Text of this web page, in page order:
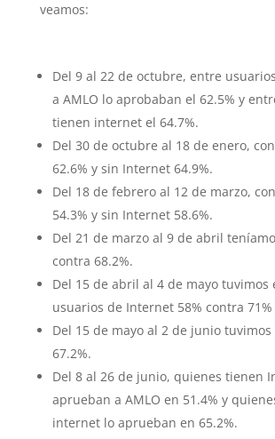
veamos:
Del 9 al 22 de octubre, entre
a AMLO lo aprobaban el 62.5% y
tienen internet el 64.7%.
Del 30 de octubre al 18 de enero,
62.6% y sin Internet 64.9%.
Del 18 de febrero al 12 de marzo,
54.3% y sin Internet 58.6%.
Del 21 de marzo al 9 de abril
contra 68.2%.
Del 15 de abril al 4 de mayo tuvimos
usuarios de Internet 58% contra
Del 15 de mayo al 2 de junio tuvimos
67.2%.
Del 8 al 26 de junio, quienes tienen
aprueban a AMLO en 51.4% y
internet lo aprueban en 65.2%.